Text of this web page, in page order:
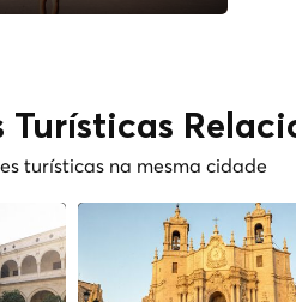
Turísticas
turísticas na mesma cidade